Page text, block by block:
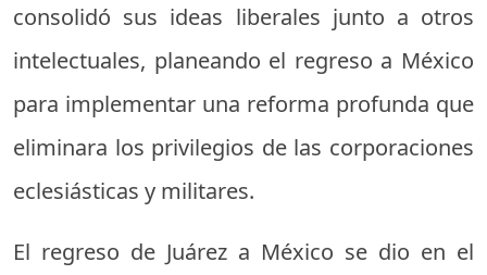
consolidó sus ideas liberales junto a otros
intelectuales, planeando el regreso a México
para implementar una reforma profunda que
eliminara los privilegios de las corporaciones
eclesiásticas y militares.
El regreso de Juárez a México se dio en el